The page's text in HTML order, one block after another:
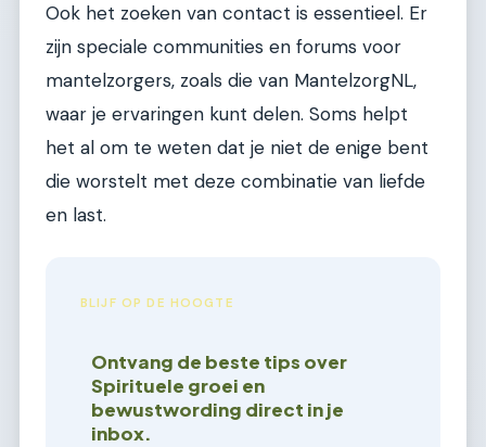
Ook het zoeken van contact is essentieel. Er
zijn speciale communities en forums voor
mantelzorgers, zoals die van MantelzorgNL,
waar je ervaringen kunt delen. Soms helpt
het al om te weten dat je niet de enige bent
die worstelt met deze combinatie van liefde
en last.
BLIJF OP DE HOOGTE
Ontvang de beste tips over
Spirituele groei en
bewustwording direct in je
inbox.